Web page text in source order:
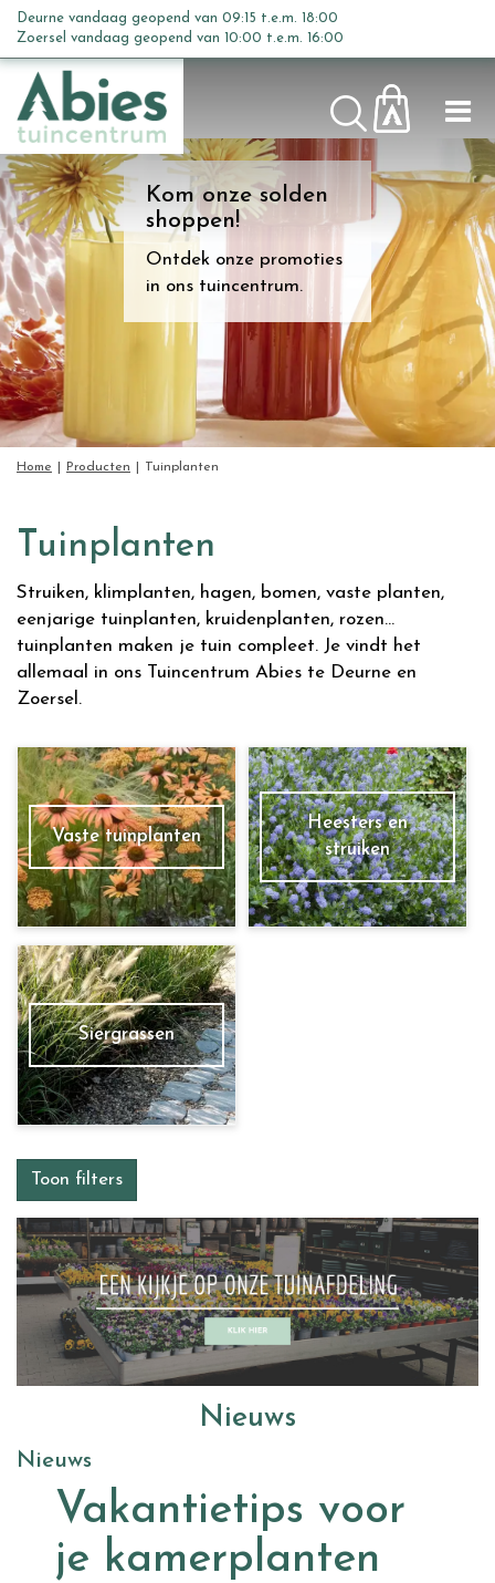
n
c
o
n
t
e
n
t
Tuinplanten
Kom onze solden
shoppen!
Ontdek onze promoties
in ons tuincentrum.
Home Producten Tuinplanten
Deurne vandaag geopend van 09:15 t.e.m. 18:00
Zoersel vandaag geopend van 10:00 t.e.m. 16:00
Tuinplanten
Struiken, klimplanten, hagen, bomen, vaste planten,
eenjarige tuinplanten, kruidenplanten, rozen...
tuinplanten maken je tuin compleet. Je vindt het
allemaal in ons Tuincentrum Abies te Deurne en
Zoersel.
Vaste tuinplanten
Heesters en
struiken
Siergrassen
Toon filters
Nieuws
Nieuws
Vakantietips voor
je kamerplanten